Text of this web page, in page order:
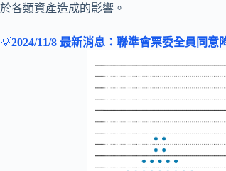
於各類資產造成的影響。
💡2024/11/8 最新消息：聯準會票委全員同意